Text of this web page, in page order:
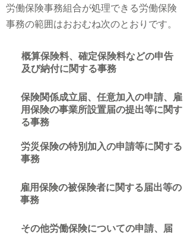
労働保険事務組合が処理できる労働保険
事務の範囲はおおむね次のとおりです。
概算保険料、確定保険料などの申告
及び納付に関する事務
保険関係成立届、任意加入の申請、雇
用保険の事業所設置届の提出等に関す
る事務
労災保険の特別加入の申請等に関する
事務
雇用保険の被保険者に関する届出等の
事務
その他労働保険についての申請、届